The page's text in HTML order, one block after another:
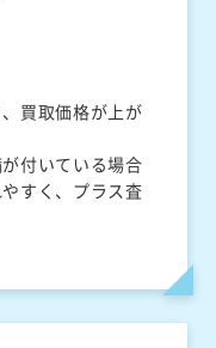
買取価格が上が
付いている場合
すく、プラス査